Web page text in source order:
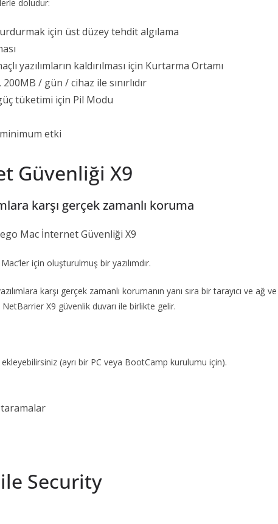
doludur:
için üst düzey tehdit algılama
yazılımların kaldırılması için Kurtarma Ortamı
/ gün / cihaz ile sınırlıdır
tüketimi için Pil Modu
etki
Güvenliği X9
karşı gerçek zamanlı koruma
için oluşturulmuş bir yazılımdır.
karşı gerçek zamanlı korumanın yanı sıra bir tarayıcı ve ağ ve
X9 güvenlik duvarı ile birlikte gelir.
ekleyebilirsiniz (ayrı bir PC veya BootCamp kurulumu için).
Security